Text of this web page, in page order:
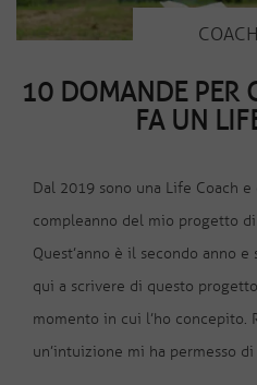
10 DOMANDE PER
FA UN
Dal 2019 sono una Life Coach
compleanno del mio progetto
Quest’anno è il secondo anno
qui a scrivere di questo
momento in cui l’ho concepito.
un’intuizione mi ha permesso